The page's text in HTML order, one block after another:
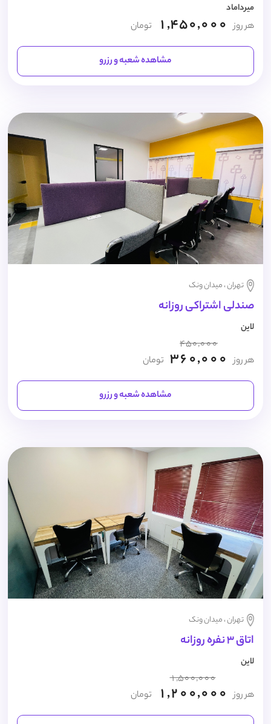
میرداماد
هر روز 1,450,000 تومان
مشاهده شعبه و رزرو
تهران ، میدان ونک
صندلی اشتراکی روزانه
لاین
هر روز
450,000
360,000 تومان
مشاهده شعبه و رزرو
تهران ، میدان ونک
اتاق 3 نفره روزانه
لاین
هر روز
1,500,000
1,200,000 تومان